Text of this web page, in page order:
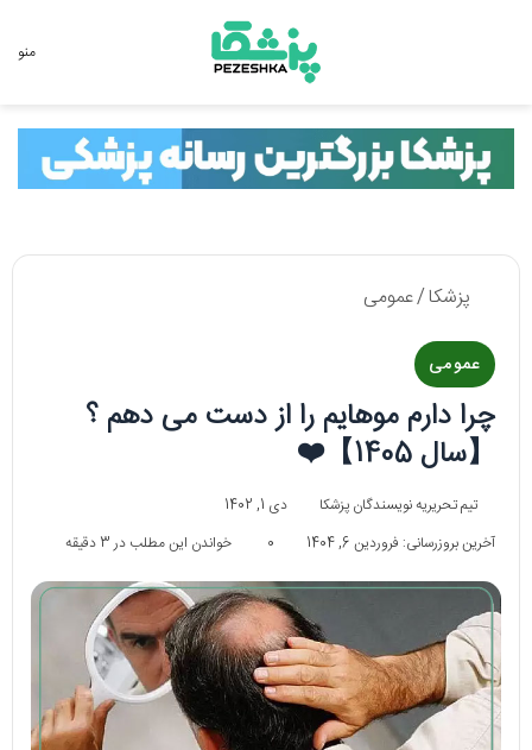
منو
پزشکا/عمومی
عمومی
چرا دارم موهایم را از دست می دهم ؟
【سال 1405】❤️
تیم تحریریه نویسندگان پزشکا
دی 1, 1402
آخرین بروزرسانی: فروردین 6, 1404
0 خواندن این مطلب در 3 دقیقه